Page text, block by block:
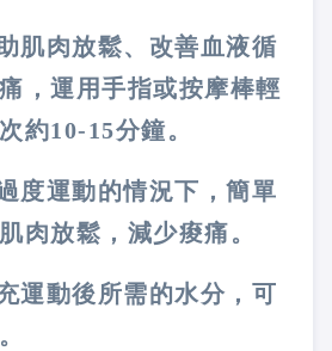
肌肉放鬆、改善血液循
，運用手指或按摩棒輕
約10-15分鐘。
度運動的情況下，簡單
肉放鬆，減少痠痛。
運動後所需的水分，可